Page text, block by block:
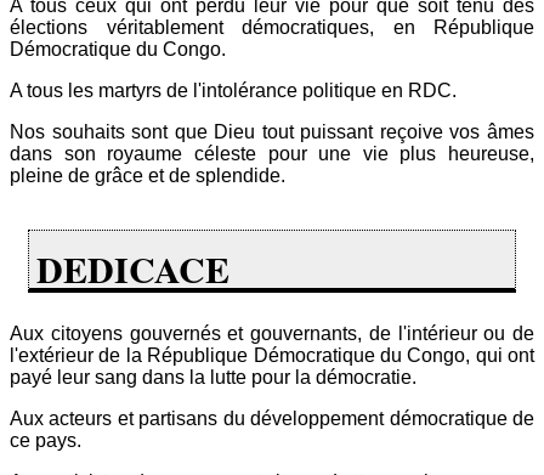
A tous ceux qui ont perdu leur vie pour que soit tenu des
élections véritablement démocratiques, en République
Démocratique du Congo.
A tous les martyrs de l'intolérance politique en RDC.
Nos souhaits sont que Dieu tout puissant reçoive vos âmes
dans son royaume céleste pour une vie plus heureuse,
pleine de grâce et de splendide.
DEDICACE
Aux citoyens gouvernés et gouvernants, de l'intérieur ou de
l'extérieur de la République Démocratique du Congo, qui ont
payé leur sang dans la lutte pour la démocratie.
Aux acteurs et partisans du développement démocratique de
ce pays.